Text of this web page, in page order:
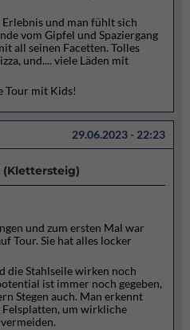
und man fühlt sich
vom Gipfel und Spaziergang
all seinen Facetten. Tolles
und.... viele Läden mit
Tour mit Kids!
29.06.2023 - 22:23
(Klettersteig)
und zum ersten Mal war
Tour. Sie hat alles locker
die Stahlseile wirken noch
ist immer noch gegeben,
Stegen auch. Man erkennt
um wirkliche